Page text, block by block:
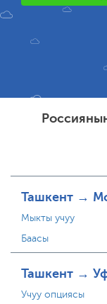
Ташкент →
Мыкты учуу
Баасы
Ташкент →
Учуу опциясы